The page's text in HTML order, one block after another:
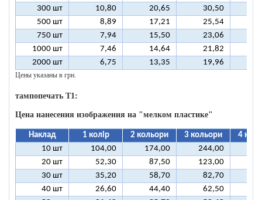
300 шт
10,80 20,65 30,50
500 шт
8,89 17,21 25,54
750 шт
7,94 15,50 23,06
1000 шт
7,46 14,64 21,82
2000 шт
6,75 13,35 19,96
Цены указаны в грн.
тампопечать T1:
Цена нанесения изображения на "мелком пластике"
Наклад 1 колір 2 кольори 3 кольори
4
10 шт
104,00 174,00 244,00
20 шт
52,30 87,50 123,00
30 шт
35,20 58,70 82,70
40 шт
26,60 44,40 62,50